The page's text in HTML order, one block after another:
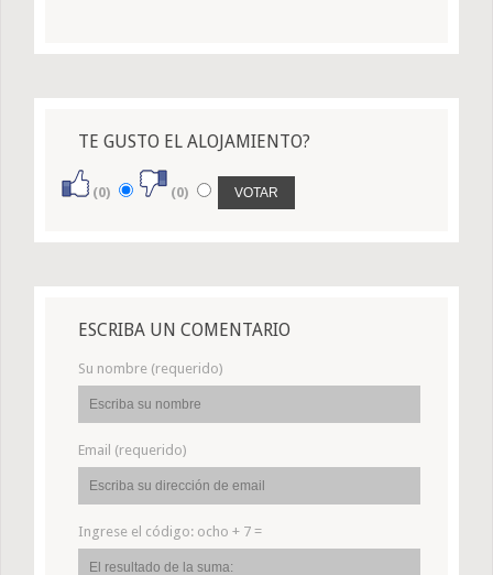
TE GUSTO EL ALOJAMIENTO?
(0) (0)
ESCRIBA UN COMENTARIO
Su nombre (requerido)
Email (requerido)
Ingrese el código: ocho + 7 =